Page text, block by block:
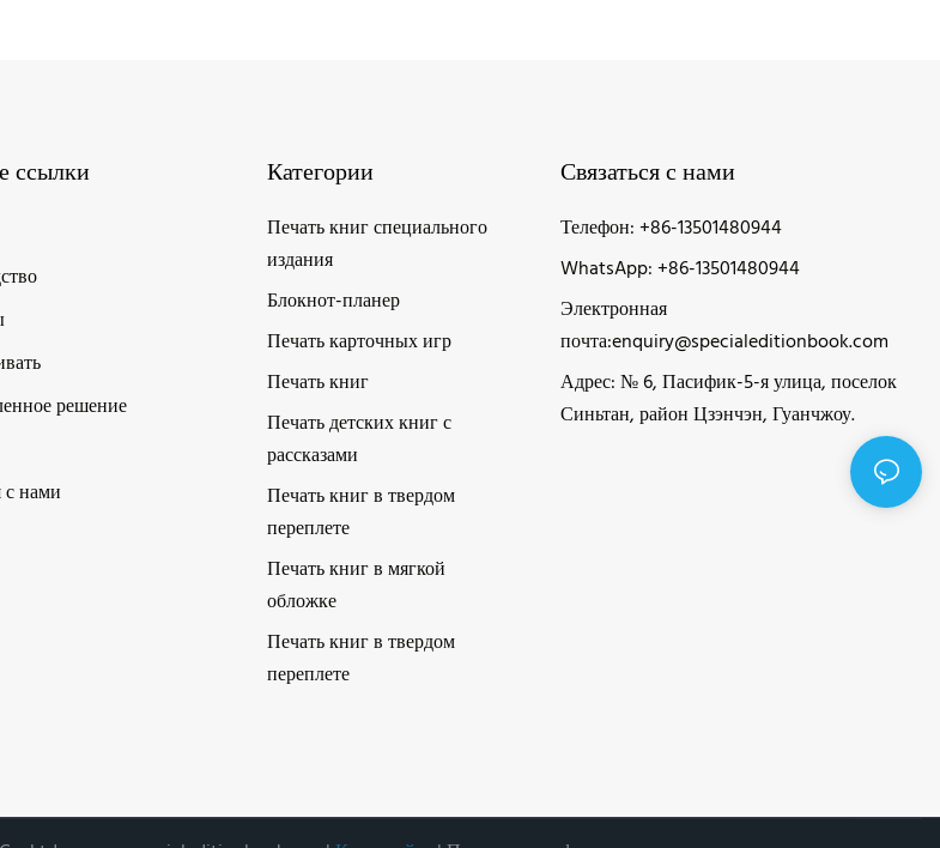
ссылки
решение
с нами
Категории
Печать книг специального
издания
Блокнот-планер
Печать карточных игр
Печать книг
Печать детских книг с
рассказами
Печать книг в твердом
переплете
Печать книг в мягкой
обложке
Печать книг в твердом
переплете
Связаться с нами
Телефон: +86-13501480944
WhatsApp: +86-13501480944
Электронная
почта:enquiry@specialeditionbook.com
Адрес: № 6, Пасифик-5-я улица, поселок
Синьтан, район Цзэнчэн, Гуанчжоу.